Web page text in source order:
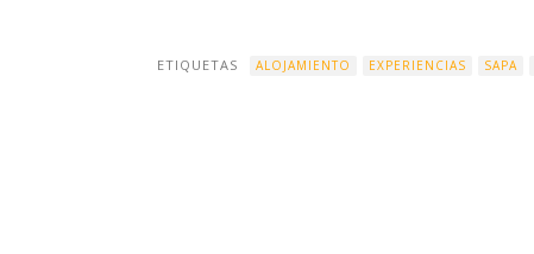
ETIQUETAS ALOJAMIENTO EXPERIENCIAS SAPA